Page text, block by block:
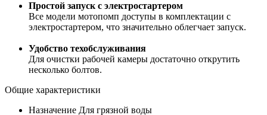
Простой запуск с электростартером
Все модели мотопомп доступы в комплектации с
электростартером, что значительно облегчает запуск.
Удобство техобслуживания
Для очистки рабочей камеры достаточно открутить
несколько болтов.
Общие характеристики
Назначение Для грязной воды